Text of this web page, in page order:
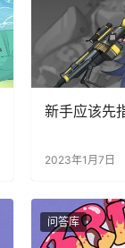
新手应该先
2023年1月7日
问答库